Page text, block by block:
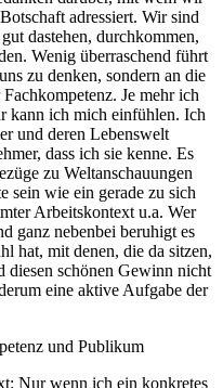
adressiert. Wir sind
dastehen, durchkommen,
Wenig überraschend führt
zu denken, sondern an die
Je mehr ich
kann ich mich einfühlen. Ich
und deren Lebenswelt
dass ich sie kenne. Es
zu Weltanschauungen
sein wie ein gerade zu sich
Arbeitskontext u.a. Wer
ganz nebenbei beruhigt es
hat, mit denen, die da sitzen,
diesen schönen Gewinn nicht
eine aktive Aufgabe der
und Publikum
Nur wenn ich ein konkretes